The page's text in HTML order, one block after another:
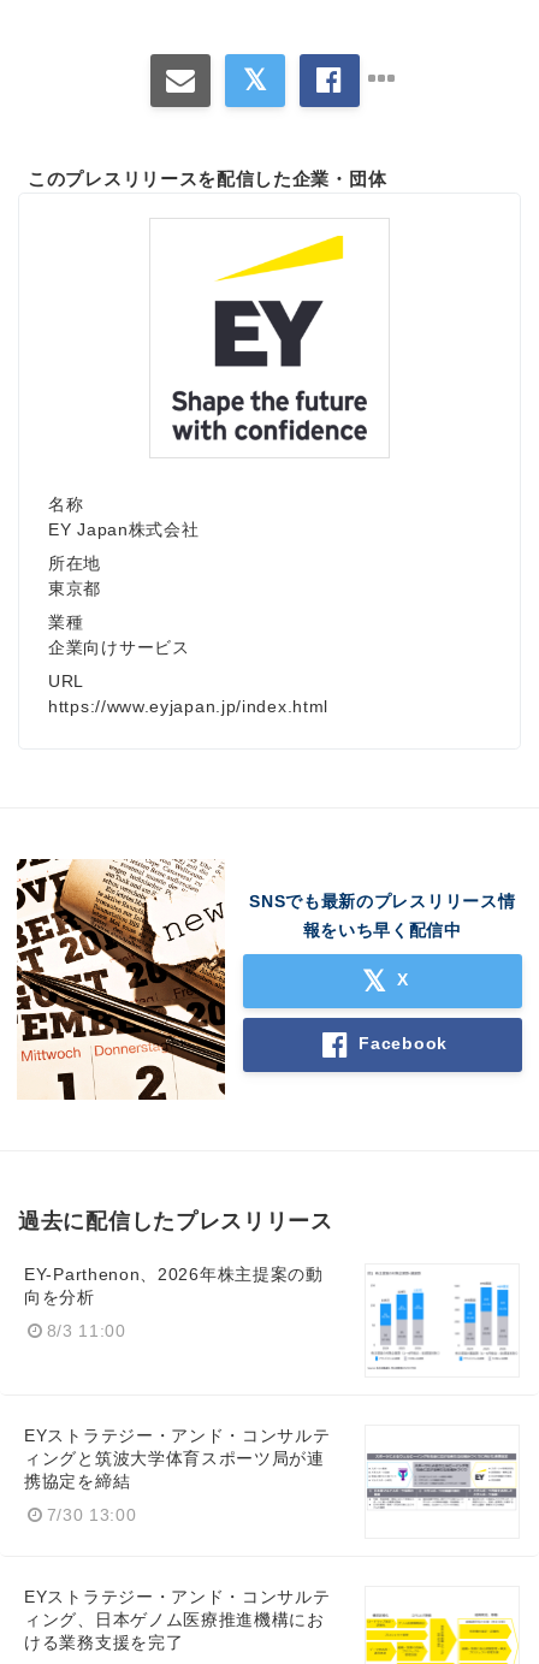
このプレスリリースを配信した企業・団体
名称
EY Japan株式会社
所在地
東京都
業種
企業向けサービス
URL
https://www.eyjapan.jp/index.html
SNSでも最新のプレスリリース情
報をいち早く配信中
X
Facebook
過去に配信したプレスリリース
EY-Parthenon、2026年株主提案の動
向を分析
8/3 11:00
EYストラテジー・アンド・コンサルテ
ィングと筑波大学体育スポーツ局が連
携協定を締結
7/30 13:00
EYストラテジー・アンド・コンサルテ
ィング、日本ゲノム医療推進機構にお
ける業務支援を完了